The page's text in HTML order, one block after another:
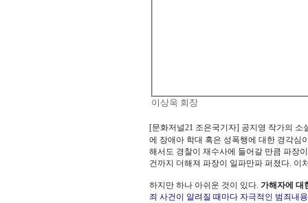
이상욱 회장
[문화저널21 조은국기자] 공지영 작가의 소
에 장애아 학대 혹은 성폭행에 대한 경각심
해서도 경찰이 재수사에 들어갈 만큼 파장
건까지 더해져 파장이 일파만파 퍼졌다. 이
하지만 하나 아쉬운 것이 있다. 가해자에 대
죄 사건이 알려질 때마다 자극적인 범죄내